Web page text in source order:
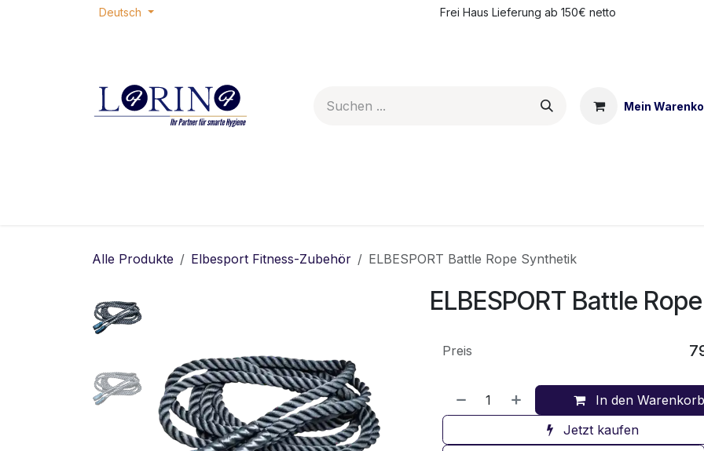
Zum Inhalt springenDeutsch Frei Haus Lieferung ab 150€ netto
Mein
Alle Produkte Elbesport Fitness-Zubehör ELBESPORT Battle Rope Synthetik
ELBESPORT Battle
In den
Jetzt kaufen
Preis